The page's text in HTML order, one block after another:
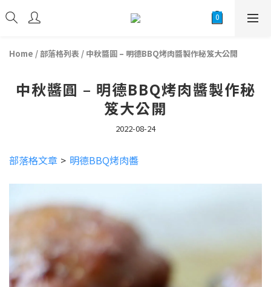
Home / 部落格列表 / 中秋醬圓 – 明德BBQ烤肉醬製作秘笈大公開
中秋醬圓 – 明德BBQ烤肉醬製作秘
笈大公開
2022-08-24
部落格文章 > 明德BBQ烤肉醬